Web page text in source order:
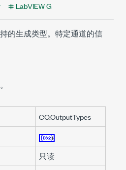
LabVIEW G
的生成类型。特定通道的信
。
CO.OutputTypes
只读